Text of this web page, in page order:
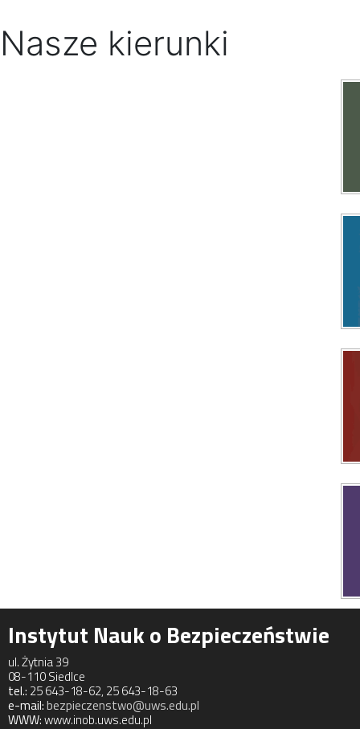
Nasze kierunki
Instytut Nauk o Bezpieczeństwie
ul. Żytnia 39
08-110 Siedlce
tel.: 25 643-18-62, 25 643-18-63
e-mail:bezpieczenstwo@uws.edu.pl
WWW:www.inob.uws.edu.pl